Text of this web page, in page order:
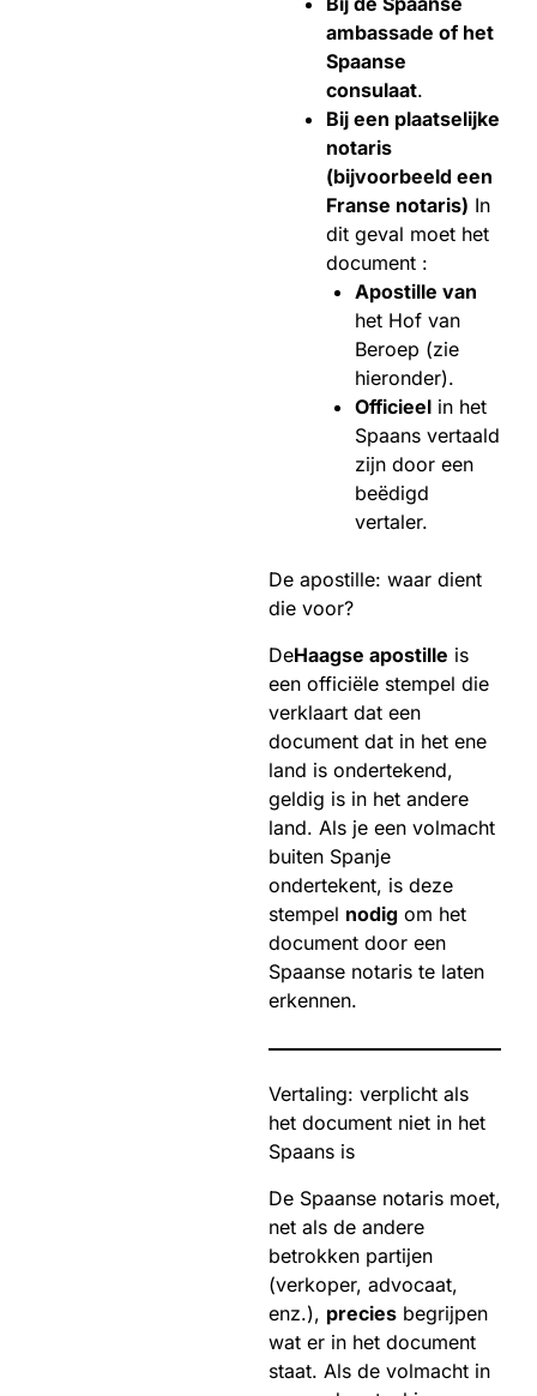
ambassade of het
Spaanse
consulaat.
Bij een plaatselijke
notaris
(bijvoorbeeld een
Franse notaris) In
dit geval moet het
document :
Apostille van
het Hof van
Beroep (zie
hieronder).
Officieel in het
Spaans vertaald
zijn door een
beëdigd
vertaler.
De apostille: waar dient
die voor?
DeHaagse apostille is
een officiële stempel die
verklaart dat een
document dat in het ene
land is ondertekend,
geldig is in het andere
land. Als je een volmacht
buiten Spanje
ondertekent, is deze
stempel nodig om het
document door een
Spaanse notaris te laten
erkennen.
Vertaling: verplicht als
het document niet in het
Spaans is
De Spaanse notaris moet,
net als de andere
betrokken partijen
(verkoper, advocaat,
enz.), precies begrijpen
wat er in het document
staat. Als de volmacht in